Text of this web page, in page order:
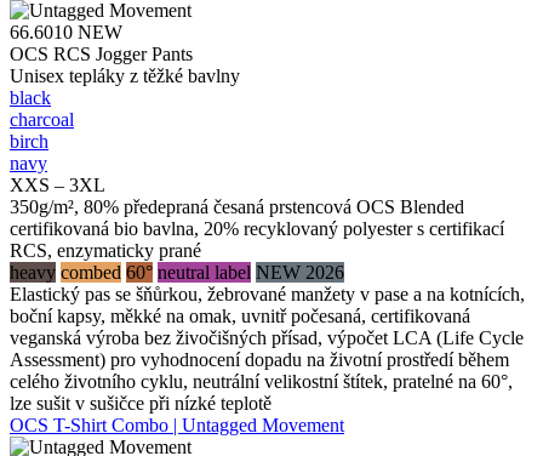
66.6010 NEW
OCS RCS Jogger Pants
Unisex tepláky z těžké bavlny
black
charcoal
birch
navy
XXS – 3XL
350g/m², 80% předepraná česaná prstencová OCS Blended
certifikovaná bio bavlna, 20% recyklovaný polyester s certifikací
RCS, enzymaticky prané
heavy combed 60° neutral label NEW 2026
Elastický pas se šňůrkou, žebrované manžety v pase a na kotnících,
boční kapsy, měkké na omak, uvnitř počesaná, certifikovaná
veganská výroba bez živočišných přísad, výpočet LCA (Life Cycle
Assessment) pro vyhodnocení dopadu na životní prostředí během
celého životního cyklu, neutrální velikostní štítek, pratelné na 60°,
lze sušit v sušičce při nízké teplotě
OCS T-Shirt Combo | Untagged Movement